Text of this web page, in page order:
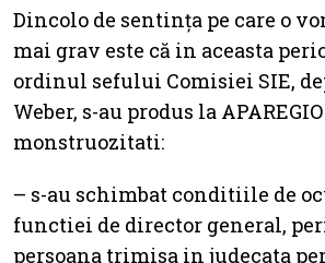
Dincolo de sentința pe care o
mai grav este că in aceasta
ordinul sefului Comisiei SIE,
Weber, s-au produs la
monstruozitati:
– s-au schimbat conditiile de
functiei de director general,
persoana trimisa in judecata